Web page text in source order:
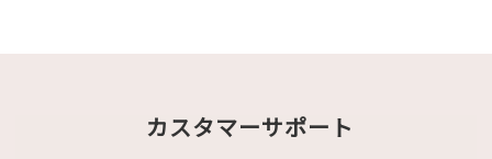
カスタマーサポート